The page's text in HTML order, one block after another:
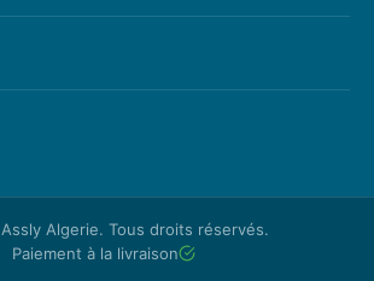
Assly Algerie. Tous droits réservés.
Paiement à la livraison